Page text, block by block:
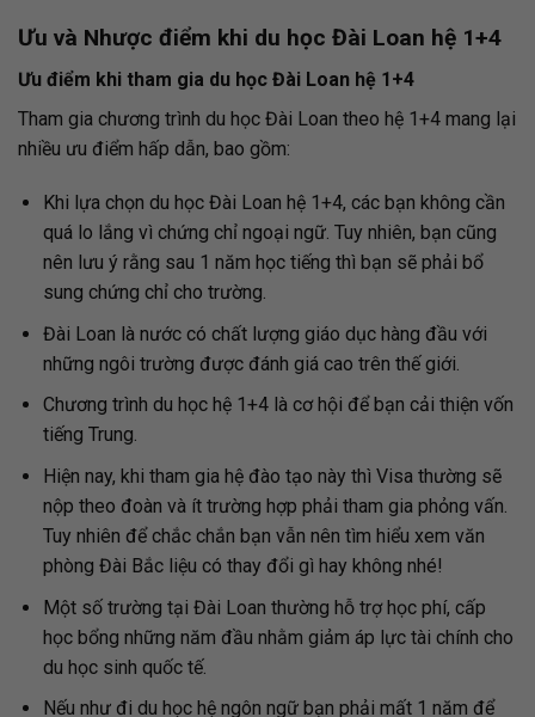
Ưu và Nhược điểm khi du học Đài Loan hệ 1+4
Ưu điểm khi tham gia du học Đài Loan hệ 1+4
Tham gia chương trình du học Đài Loan theo hệ 1+4 mang lại
nhiều ưu điểm hấp dẫn, bao gồm:
Khi lựa chọn du học Đài Loan hệ 1+4, các bạn không cần
quá lo lắng vì chứng chỉ ngoại ngữ. Tuy nhiên, bạn cũng
nên lưu ý rằng sau 1 năm học tiếng thì bạn sẽ phải bổ
sung chứng chỉ cho trường.
Đài Loan là nước có chất lượng giáo dục hàng đầu với
những ngôi trường được đánh giá cao trên thế giới.
Chương trình du học hệ 1+4 là cơ hội để bạn cải thiện vốn
tiếng Trung.
Hiện nay, khi tham gia hệ đào tạo này thì Visa thường sẽ
nộp theo đoàn và ít trường hợp phải tham gia phỏng vấn.
Tuy nhiên để chắc chắn bạn vẫn nên tìm hiểu xem văn
phòng Đài Bắc liệu có thay đổi gì hay không nhé!
Một số trường tại Đài Loan thường hỗ trợ học phí, cấp
học bổng những năm đầu nhằm giảm áp lực tài chính cho
du học sinh quốc tế.
Nếu như đi du học hệ ngôn ngữ bạn phải mất 1 năm để